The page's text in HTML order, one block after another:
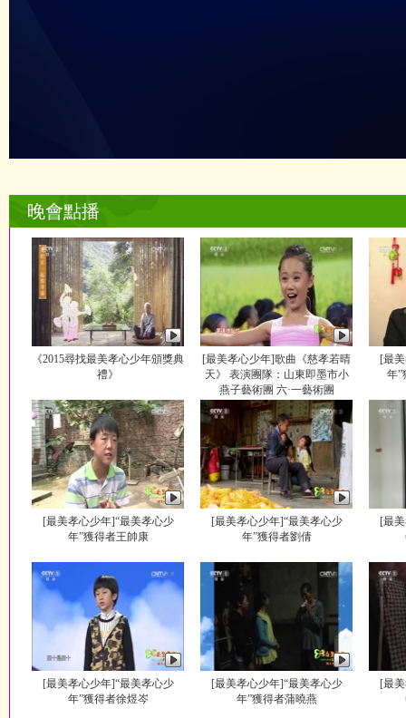
晚會點播
《2015尋找最美孝心少年頒獎典
禮》
[最美孝心少年]歌曲《慈孝若晴
天》 表演團隊：山東即墨市小
燕子藝術團 六·一藝術團
[最
年
[最美孝心少年]“最美孝心少
年”獲得者王帥康
[最美孝心少年]“最美孝心少
年”獲得者劉倩
[最
[最美孝心少年]“最美孝心少
年”獲得者徐煜岑
[最美孝心少年]“最美孝心少
年”獲得者蒲曉燕
[最